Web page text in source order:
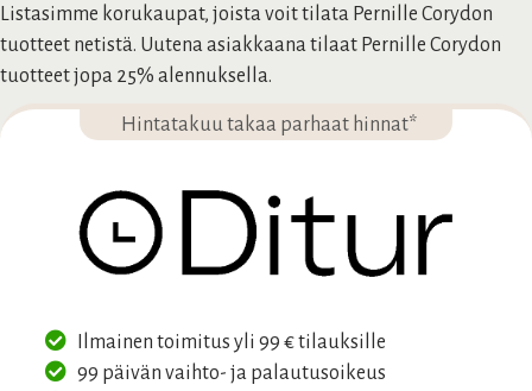
Listasimme korukaupat, joista voit tilata Pernille Corydon
tuotteet netistä. Uutena asiakkaana tilaat Pernille Corydon
tuotteet jopa 25% alennuksella.
Hintatakuu takaa parhaat hinnat*
Ilmainen toimitus yli 99 € tilauksille
99 päivän vaihto- ja palautusoikeus